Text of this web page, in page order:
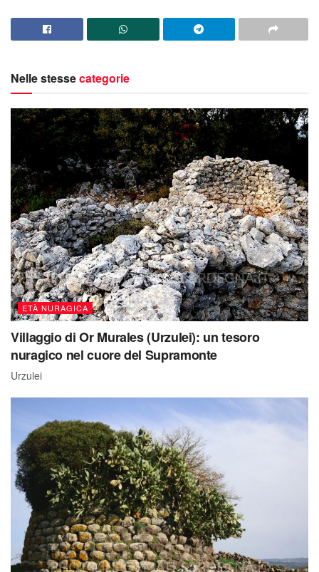
Nelle stessecategorie
ETÀ NURAGICA
Villaggio di Or Murales (Urzulei): un tesoro
nuragico nel cuore del Supramonte
Urzulei